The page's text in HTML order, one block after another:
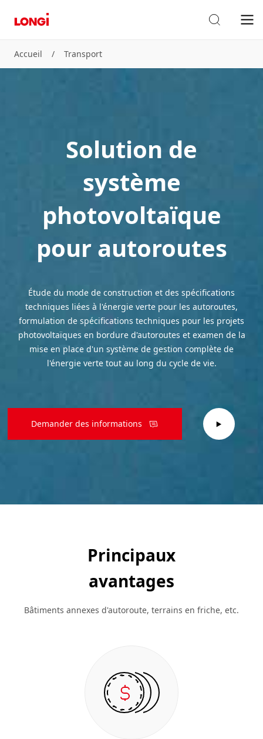
Accueil / Transport
Solution de
système
photovoltaïque
pour autoroutes
Étude du mode de construction et des spécifications
techniques liées à l'énergie verte pour les autoroutes,
formulation de spécifications techniques pour les projets
photovoltaïques en bordure d'autoroutes et examen de la
mise en place d'un système de gestion complète de
l'énergie verte tout au long du cycle de vie.
Demander des informations
Principaux
avantages
Bâtiments annexes d'autoroute, terrains en friche, etc.